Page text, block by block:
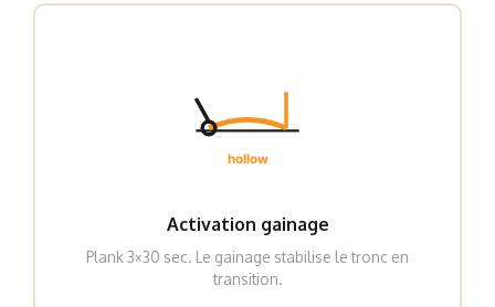
hollow
Activation gainage
Plank 3×30 sec. Le gainage stabilise le tronc en
transition.